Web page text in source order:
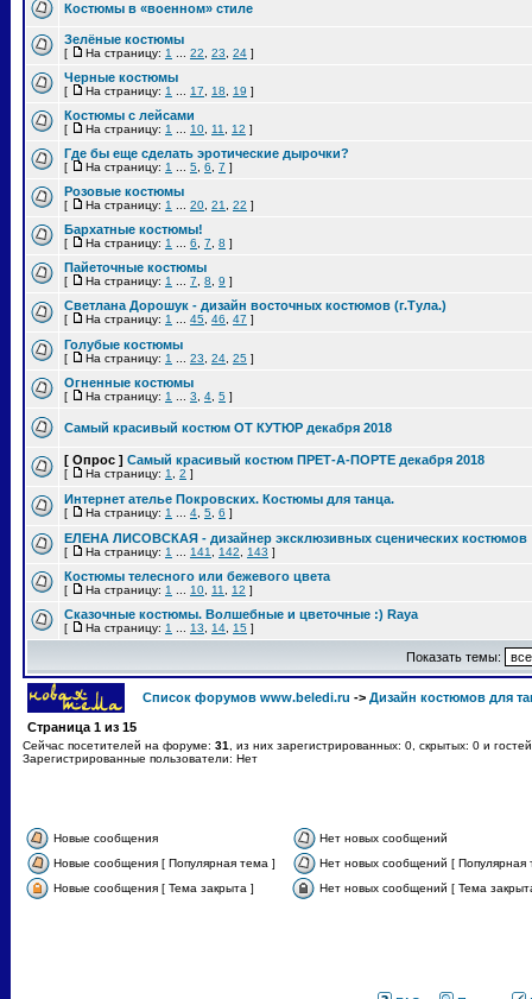
Костюмы в «военном» стиле
Зелёные костюмы
[ На страницу: 1 22 23 24 ]
Черные костюмы
[ На страницу: 1 17 18 19 ]
Костюмы с лейсами
[ На страницу: 1 10 11 12 ]
Где бы еще сделать эротические дырочки?
[ На страницу: 1 5 6 7 ]
Розовые костюмы
[ На страницу: 1 20 21 22 ]
Бархатные костюмы!
[ На страницу: 1 6 7 8 ]
Пайеточные костюмы
[ На страницу: 1 7 8 9 ]
Светлана Дорошук - дизайн восточных костюмов (г.Тула.)
[ На страницу: 1 45 46 47 ]
Голубые костюмы
[ На страницу: 1 23 24 25 ]
Огненные костюмы
[ На страницу: 1 3 4 5 ]
Самый красивый костюм ОТ КУТЮР декабря 2018
[ Опрос ] Самый красивый костюм ПРЕТ-А-ПОРТЕ декабря 2018
[ На страницу: 1 2 ]
Интернет ателье Покровских. Костюмы для танца.
[ На страницу: 1 4 5 6 ]
ЕЛЕНА ЛИСОВСКАЯ - дизайнер эксклюзивных сценических костюмов
[ На страницу: 1 141 142 143 ]
Костюмы телесного или бежевого цвета
[ На страницу: 1 10 11 12 ]
Сказочные костюмы. Волшебные и цветочные :) Raya
[ На страницу: 1 13 14 15 ]
Показать темы:
Список форумов www.beledi.ru -> Дизайн костюмов для
Страница 1 из 15
Сейчас посетителей на форуме: 31
, из них зарегистрированных: 0, скрытых: 0 и
Зарегистрированные пользователи: Нет
Новые сообщения
Нет новых сообщений
Новые сообщения [ Популярная тема ]
Нет новых сообщений [ Популярная
Новые сообщения [ Тема закрыта ]
Нет новых сообщений [ Тема